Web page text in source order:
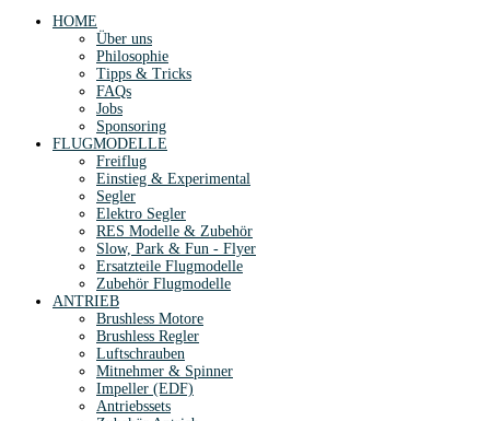
HOME
Über uns
Philosophie
Tipps & Tricks
FAQs
Jobs
Sponsoring
FLUGMODELLE
Freiflug
Einstieg & Experimental
Segler
Elektro Segler
RES Modelle & Zubehör
Slow, Park & Fun - Flyer
Ersatzteile Flugmodelle
Zubehör Flugmodelle
ANTRIEB
Brushless Motore
Brushless Regler
Luftschrauben
Mitnehmer & Spinner
Impeller (EDF)
Antriebssets